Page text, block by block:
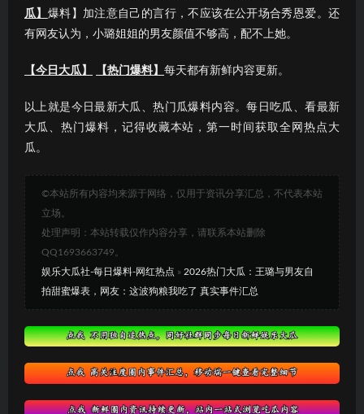
瓜】 爆料】加注意自己的言行，不应该在公开场合秀恩爱。还
有网友认为，小璐姐姐的男友颜值不够高，配不上她。
【今日大瓜】 【热门爆料】 每天都有新鲜内容更新。
以上就是今日最新大瓜、热门瓜爆料内容。每日吃瓜、看最新
大瓜、热门爆料，记得收藏本站，第一时间获取全网热点大
瓜。
©本站所有内容均来源于网络，仅用于资讯分享汇总，不代表本站
立场。
处理声明：本站转载仅作内容分享，请联系本站删除
QQ1693663749。
娱乐大瓜社-每日爆料-网红热点 » 2026热门大瓜：王璐与男友自
拍甜蜜爆表，网友：这波狗粮我吃了 真实事件汇总